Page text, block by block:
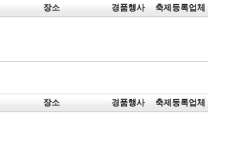
장소 경품행사 축제등록업체
장소 경품행사 축제등록업체